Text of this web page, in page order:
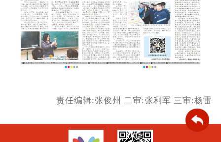
责任编辑:张俊州 二审:张利军 三审:杨雷